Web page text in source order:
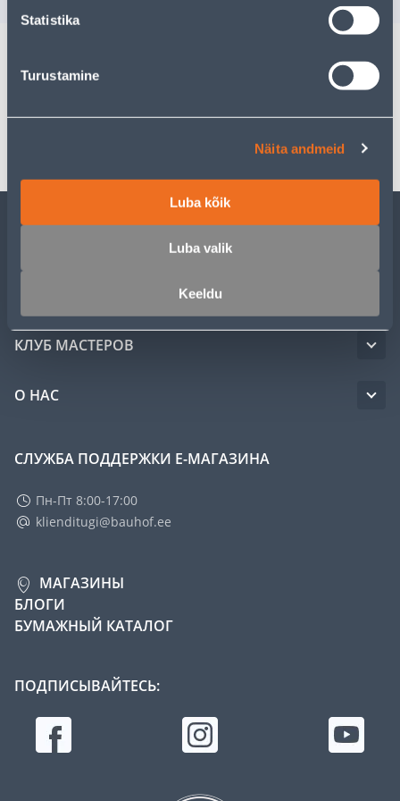
Statistika
Turustamine
Näita andmeid
Luba kõik
Luba valik
Keeldu
Спецификация
ОБСЛУЖИВАНИЕ ЧАСТНЫХ КЛИЕНТОВ
КЛУБ МАСТЕРОВ
О НАС
СЛУЖБА ПОДДЕРЖКИ Е-МАГАЗИНА
Пн-Пт 8:00-17:00
klienditugi@bauhof.ee
МАГАЗИНЫ
БЛОГИ
БУМАЖНЫЙ КАТАЛОГ
ПОДПИСЫВАЙТЕСЬ: